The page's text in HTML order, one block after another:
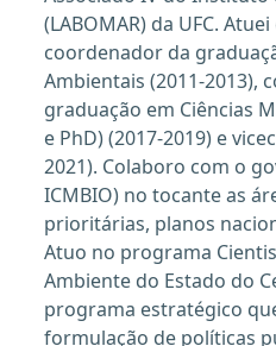
(LABOMAR) da UFC.
coordenador da
Ambientais (2011-2013),
graduação em Ciências
e PhD) (2017-2019) e
2021). Colaboro com o
ICMBIO) no tocante as
prioritárias, planos
Atuo no programa
Ambiente do Estado do
programa estratégico
formulação de políticas